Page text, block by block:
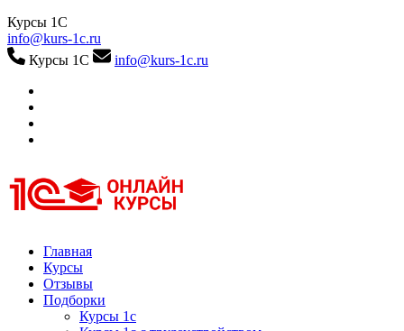
Курсы 1С
info@kurs-1c.ru
Курсы 1С
info@kurs-1c.ru
Курсы 1С
Курсы 1С официальная сертификация
Главная
Курсы
Отзывы
Подборки
Курсы 1с